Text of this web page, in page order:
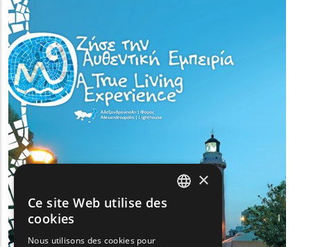
×
Ce site Web utilise des
cookies
Nous utilisons des cookies pour